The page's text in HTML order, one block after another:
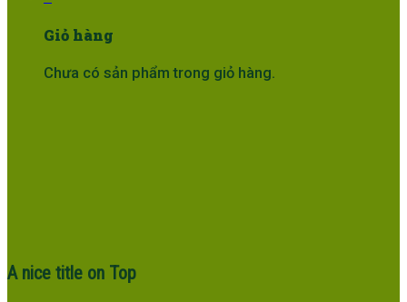
Giỏ hàng
Chưa có sản phẩm trong giỏ hàng.
A nice title on Top